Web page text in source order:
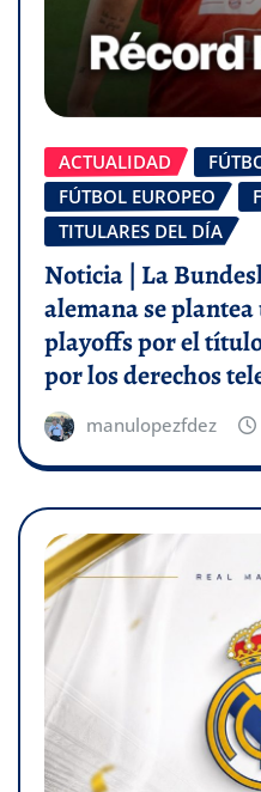
ACTUALIDAD
FÚTBOL EUROPEO
TITULARES DEL DÍA
Noticia | La
alemana se
playoffs por el
por los derechos
manulopezfdez